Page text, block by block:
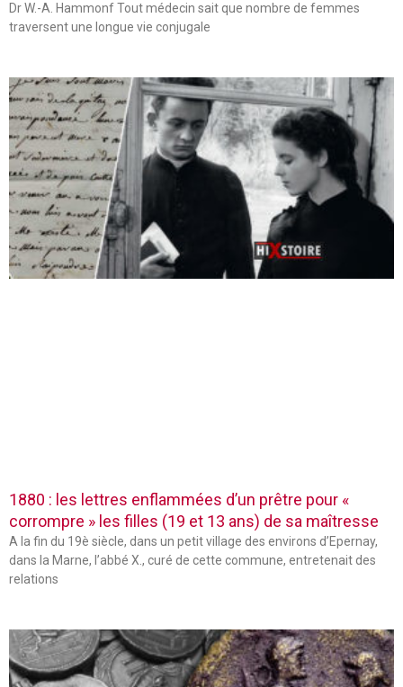
Dr W.-A. Hammonf Tout médecin sait que nombre de femmes
traversent une longue vie conjugale
1880 : les lettres enflammées d’un prêtre pour «
corrompre » les filles (19 et 13 ans) de sa maîtresse
A la fin du 19è siècle, dans un petit village des environs d’Epernay,
dans la Marne, l’abbé X., curé de cette commune, entretenait des
relations